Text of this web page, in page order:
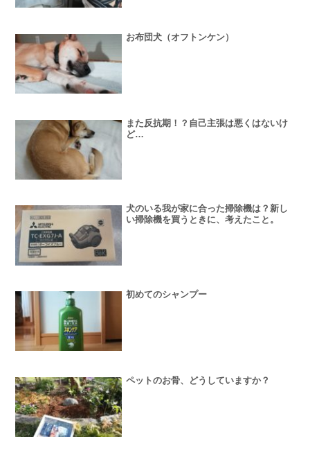
お布団犬（オフトンケン）
また反抗期！？自己主張は悪くはないけ
ど…
犬のいる我が家に合った掃除機は？新し
い掃除機を買うときに、考えたこと。
初めてのシャンプー
ペットのお骨、どうしていますか？